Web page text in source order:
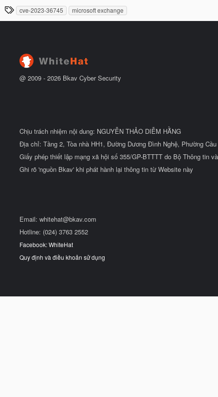
đ
ầ
u
y
u
T
h
cve-2023-36745 microsoft exchange
@ 2009 - 2026 Bkav Cyber Security
Chịu trách nhiệm nội dung: NGUYỄN THẢO DIỄM HẰNG
Địa chỉ: Tầng 2, Tòa nhà HH1, Đường Dương Đình Nghệ, Phường
Giấy phép thiết lập mạng xã hội số 355/GP-BTTTT do Bộ Thông tin
Ghi rõ 'nguồn Bkav' khi phát hành lại thông tin từ Website này
Email: whitehat@bkav.com
Hotline: (024) 3763 2552
Facebook: WhiteHat
Quy định và điều khoản sử dụng